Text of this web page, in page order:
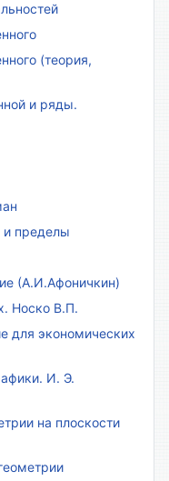
(теория,
и ряды.
и пределы
(А.И.Афоничкин)
Носко В.П.
для экономических
И. Э.
на плоскости